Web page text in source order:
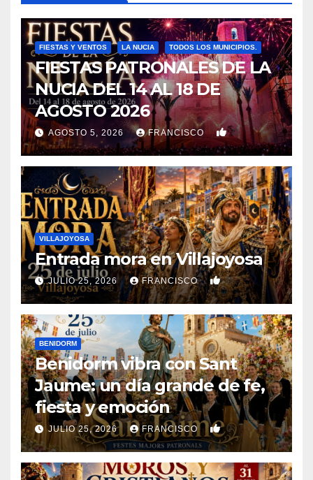
FIESTAS Y VENTOS LA NUCIA TODOS LOS MUNICIPIOS.
FIESTAS PATRONALES DE LA
NUCIA DEL 14 AL 18 DE
AGOSTO 2026
AGOSTO 5, 2026 FRANCISCO 0
VILLAJOYOSA
Entrada mora en Villajoyosa
JULIO 25, 2026 FRANCISCO 0
BENIDORM
Benidorm vibra con Sant
Jaume: un día grande de fe,
fiesta y emoción
JULIO 25, 2026 FRANCISCO 0